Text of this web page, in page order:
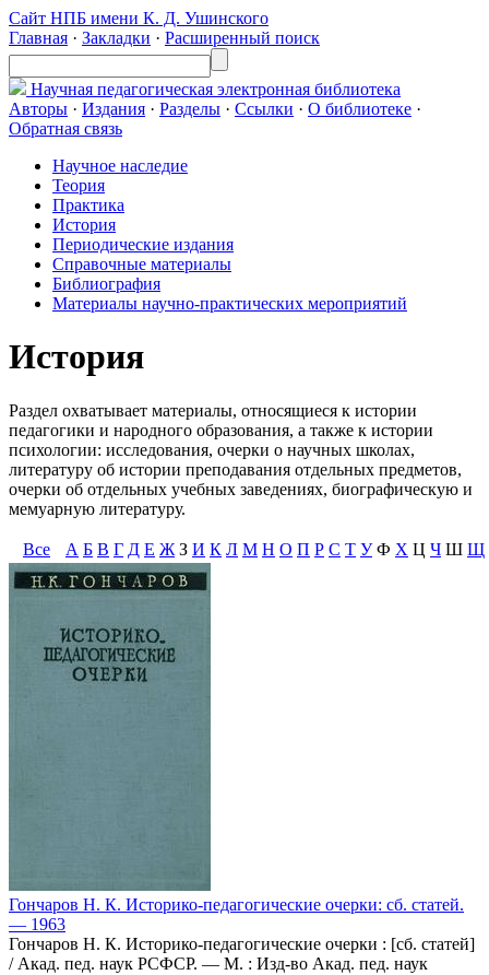
Сайт НПБ имени К. Д. Ушинского
Главная · Закладки · Расширенный поиск
Научная педагогическая электронная библиотека
Авторы · Издания · Разделы · Ссылки · О библиотеке ·
Обратная связь
Научное наследие
Теория
Практика
История
Периодические издания
Справочные материалы
Библиография
Материалы научно-практических мероприятий
История
Раздел охватывает материалы, относящиеся к истории
педагогики и народного образования, а также к истории
психологии: исследования, очерки о научных школах,
литературу об истории преподавания отдельных предметов,
очерки об отдельных учебных заведениях, биографическую и
мемуарную литературу.
Все А Б В Г Д Е Ж З И К Л М Н О П Р С Т У Ф Х Ц Ч Ш Щ
Гончаров Н. К. Историко-педагогические очерки: сб. статей.
— 1963
Гончаров Н. К. Историко-педагогические очерки : [сб. статей]
/ Акад. пед. наук РСФСР. — М. : Изд-во Акад. пед. наук